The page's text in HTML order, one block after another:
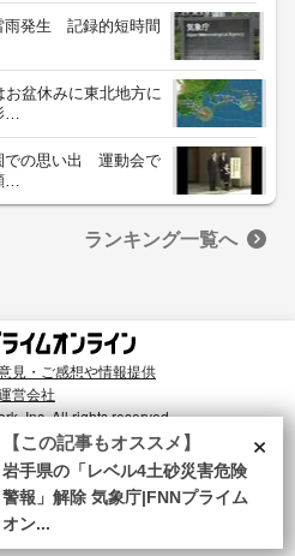
雨発生 記録的短時間
お盆休みに東北地方に
…
での思い出 運動会で
…
ランキング一覧へ
見・ご感想や情報提供
営会社
Inc. All rights reserved.
関⼼に合致したコンテンツや広告配信を提供する
、 プライバシーポリシー をご確認ください。×
【この記事もオススメ】
岩手県の「レベル4土砂災害危険
警報」解除 気象庁|FNNプライム
オン...